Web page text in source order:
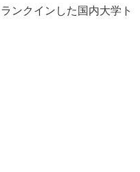
ンクインした国内大学ト